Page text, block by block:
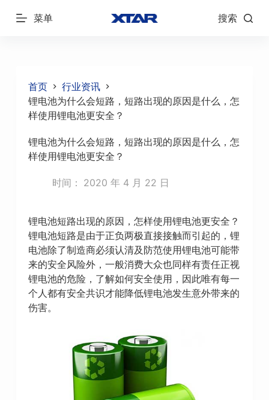
跳
菜单 搜索
首页
行业资讯
锂电池为什么会短路，短路出现的原因是什么，怎
样使用锂电池更安全？
锂电池为什么会短路，短路出现的原因是什么，怎
样使用锂电池更安全？
时间： 2020 年 4 月 22 日
锂电池短路出现的原因，怎样使用锂电池更安全？
锂电池短路是由于正负两极直接接触而引起的，锂
电池除了制造商必须认清及防范使用锂电池可能带
来的安全风险外，一般消费大众也同样有责任正视
锂电池的危险，了解如何安全使用，因此唯有每一
个人都有安全共识才能降低锂电池发生意外带来的
伤害。